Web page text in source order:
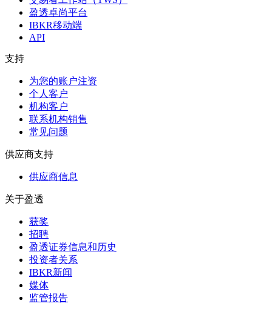
盈透卓尚平台
IBKR移动端
API
支持
为您的账户注资
个人客户
机构客户
联系机构销售
常见问题
供应商支持
供应商信息
关于盈透
获奖
招聘
盈透证券信息和历史
投资者关系
IBKR新闻
媒体
监管报告